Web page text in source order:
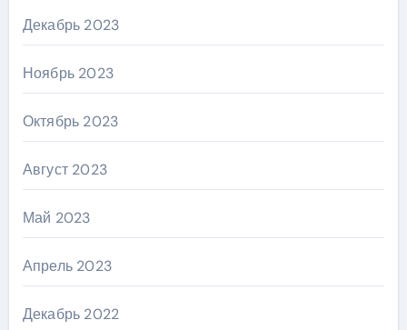
Декабрь 2023
Ноябрь 2023
Октябрь 2023
Август 2023
Май 2023
Апрель 2023
Декабрь 2022